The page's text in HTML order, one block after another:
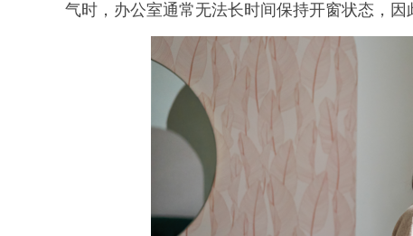
气时，办公室通常无法长时间保持开窗状态，因